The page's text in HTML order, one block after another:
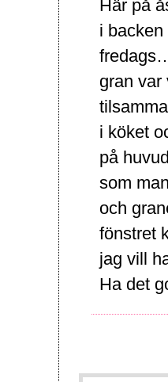
Här på
i
gran var
i köket
på
som
och
fönstret
jag vill
Ha det